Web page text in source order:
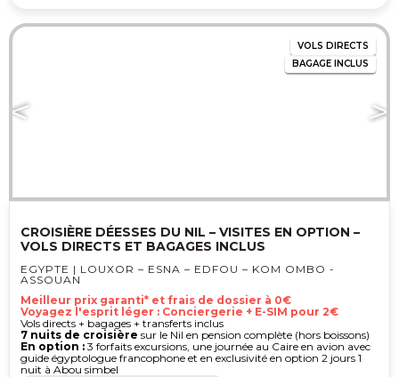
VOLS DIRECTS
BAGAGE INCLUS
CROISIÈRE DÉESSES DU NIL – VISITES EN OPTION –
VOLS DIRECTS ET BAGAGES INCLUS
EGYPTE | LOUXOR – ESNA – EDFOU – KOM OMBO -
ASSOUAN
Meilleur prix garanti* et frais de dossier à 0€
Voyagez l'esprit léger : Conciergerie + E-SIM pour 2€
Vols directs + bagages + transferts inclus
7 nuits de croisière sur le Nil en pension complète (hors boissons)
En option : 3 forfaits excursions, une journée au Caire en avion avec
guide égyptologue francophone et en exclusivité en option 2 jours 1
nuit à Abou simbel